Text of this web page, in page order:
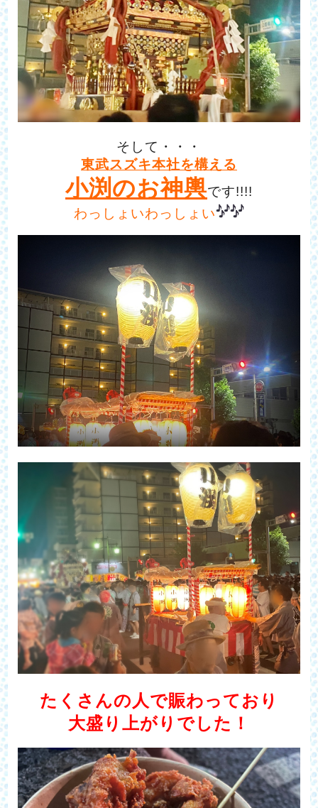
そして・・・
東武スズキ本社を構える
小渕のお神輿です!!!!
わっしょいわっしょい
たくさんの人で賑わっており
大盛り上がりでした！